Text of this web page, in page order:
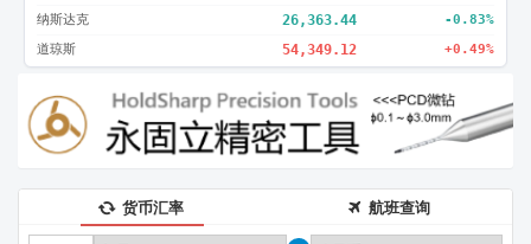
纳斯达克 26,363.44 -0.83%
道琼斯 54,349.12 +0.49%
货币汇率 航班查询